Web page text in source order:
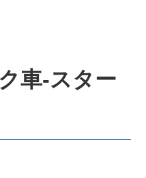
車-スター